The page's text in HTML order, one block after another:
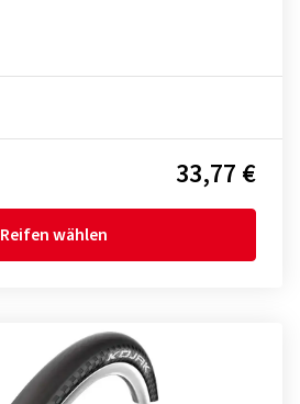
33,77 €
Reifen wählen